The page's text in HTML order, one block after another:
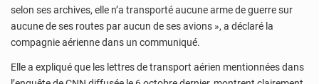
selon ses archives, elle n’a transporté aucune arme de guerre sur
aucune de ses routes par aucun de ses avions », a déclaré la
compagnie aérienne dans un communiqué.
Elle a expliqué que les lettres de transport aérien mentionnées dans